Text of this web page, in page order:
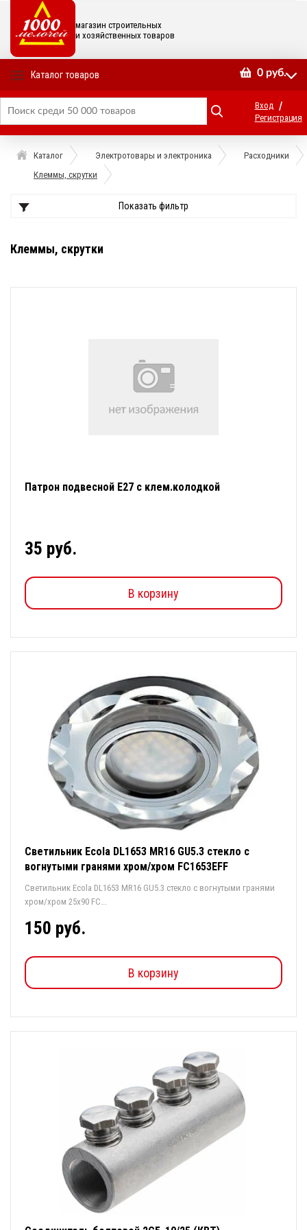
магазин строительных
и хозяйственных товаров
Каталог товаров 0 руб.
Вход /
Регистрация
Каталог Электротовары и электроника
Расходники
Клеммы, скрутки
Показать фильтр
Клеммы, скрутки
Патрон подвесной Е27 с клем.колодкой
35 руб.
В корзину
Светильник Ecola DL1653 MR16 GU5.3 стекло с
вогнутыми гранями хром/хром FC1653EFF
Светильник Ecola DL1653 MR16 GU5.3 стекло с вогнутыми гранями
хром/хром 25х90 FC...
150 руб.
В корзину